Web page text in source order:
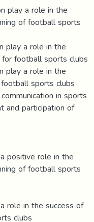
play a role in the
of football sports
play a role in the
football sports clubs
play a role in the
sports clubs
in sports
and participation of
positive role in the
of football sports
role in the success of
clubs